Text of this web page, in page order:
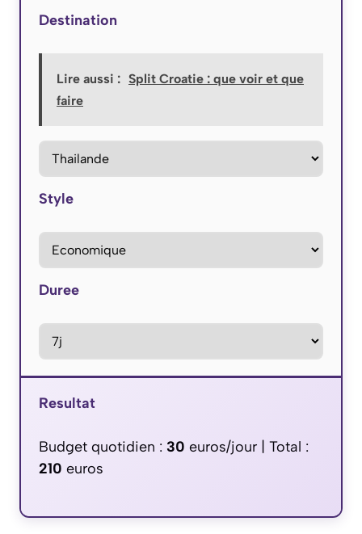
Destination
Lire aussi : Split Croatie : que voir et que
faire
Style
Duree
Resultat
Budget quotidien : 30 euros/jour | Total :
210 euros